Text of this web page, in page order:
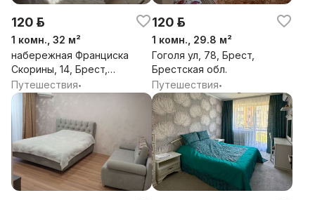
120 р.
1 комн., 32 м²
набережная Франциска
Скорины, 14, Брест,
Брестская обл.
Путешествия•
120 р.
1 комн., 29.8 м²
Гоголя ул, 78, Брест,
Брестская обл.
Путешествия•